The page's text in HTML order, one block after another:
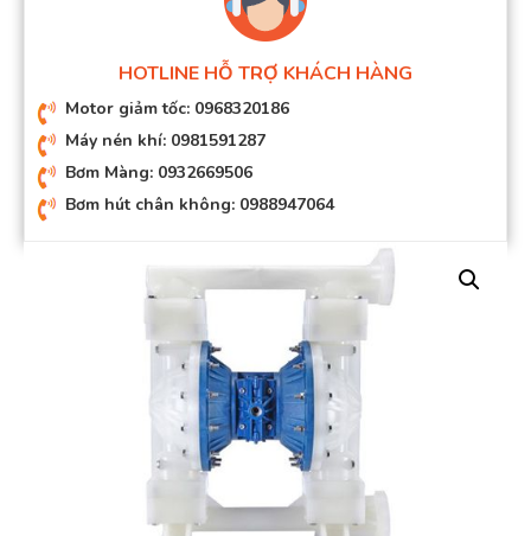
HOTLINE HỖ TRỢ KHÁCH HÀNG
Motor giảm tốc: 0968320186
Máy nén khí: 0981591287
Bơm Màng: 0932669506
Bơm hút chân không: 0988947064